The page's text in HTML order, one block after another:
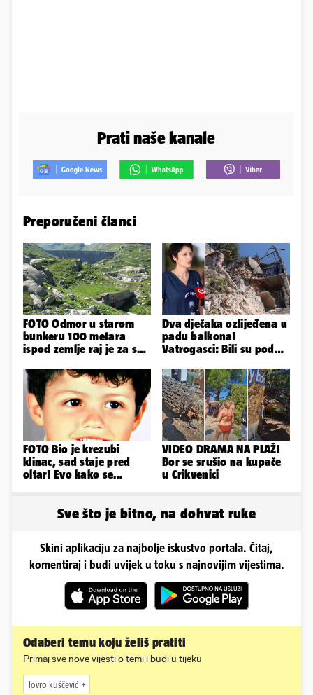
Prati naše kanale
Preporučeni članci
FOTO Odmor u starom
bunkeru 100 metara
ispod zemlje raj je za sva
Dva dječaka ozlijeđena u
padu balkona!
Vatrogasci: Bili su pod
bolnici su
FOTO Bio je krezubi
klinac, sad staje pred
oltar! Evo kako se
VIDEO DRAMA NA PLAŽI
Bor se srušio na kupače
u Crikvenici
Sve što je bitno, na dohvat ruke
Skini aplikaciju za najbolje iskustvo portala. Čitaj,
komentiraj i budi uvijek u toku s najnovijim vijestima.
Odaberi temu koju želiš pratiti
Primaj sve nove vijesti o temi i budi u tijeku
lovro kuščević